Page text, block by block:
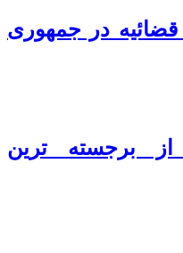
در جمهوری
از برجسته ترین